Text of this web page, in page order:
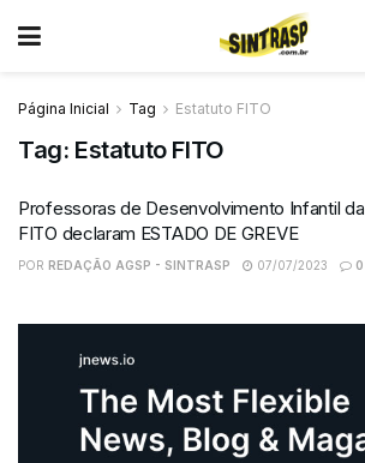
Página Inicial Tag Estatuto FITO
Tag: Estatuto FITO
Professoras de Desenvolvimento Infantil da
FITO declaram ESTADO DE GREVE
POR REDAÇÃO AGSP - SINTRASP 07/07/2023 0